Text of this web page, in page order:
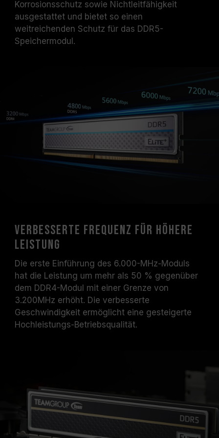
Standardeinstellungen zurück.
Die angegebene Frequenz des
Speichermoduls ist die maximal erreichbare
Frequenz. Sie wird jedoch nicht von allen
EXPO) unterstützen; andernfalls erreicht der
Speicher eventuell nicht die angegebene
Übertaktungsfrequenz.
TEAMGROUP-Speichermodule werden unter
normalen Spannungsbedingungen getestet.
Bei Problemen mit dem Prozessor oder dem
Motherboard wenden Sie sich bitte an den
Korrosionsschutz sowie Nichtleitfähigkeit
ausgestattet und bietet so einen
weitreichenden Schutz für das DDR5-
Speichermodul.
Verbesserte Frequenz für höhere
Leistung
Die erste Einführung des 6.000-MHz-Moduls
hat die Leistung um mehr als 50 % gegenüber
dem DDR4-Modul mit einer Grenze von
3.200MHz erhöht. Die verbesserte
Geschwindigkeit ermöglicht eine gesteigerte
Hochleistungs-Betriebsqualität.